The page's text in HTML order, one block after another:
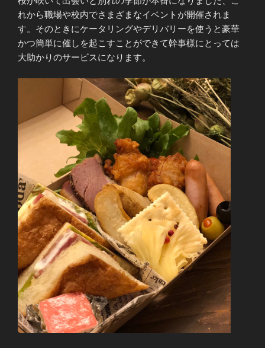
れから職場や校内でさまざまなイベントが開催されま
す。そのときにケータリングやデリバリーを使うと豪華
かつ簡単に催しを起こすことができて幹事様にとっては
大助かりのサービスになります。